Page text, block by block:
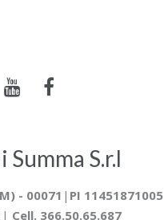
S.r.l
- 00071 | PI 11451871005
Cell. 366.50.65.687